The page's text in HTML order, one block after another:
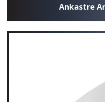
Ankastre